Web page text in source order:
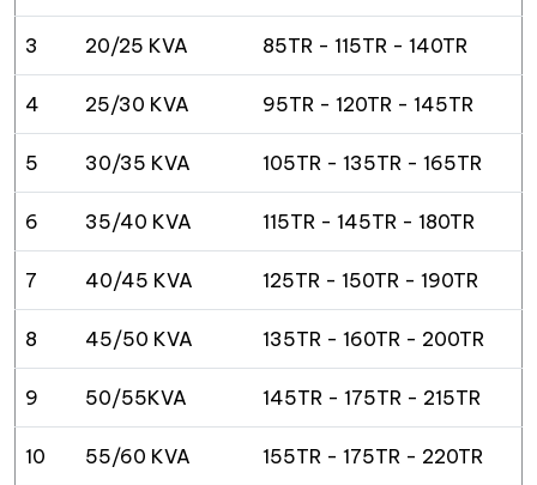
3 20/25 KVA 85TR - 115TR - 140TR
4 25/30 KVA 95TR - 120TR - 145TR
5 30/35 KVA 105TR - 135TR - 165TR
6 35/40 KVA 115TR - 145TR - 180TR
7 40/45 KVA 125TR - 150TR - 190TR
8 45/50 KVA 135TR - 160TR - 200TR
9 50/55KVA 145TR - 175TR - 215TR
10 55/60 KVA 155TR - 175TR - 220TR